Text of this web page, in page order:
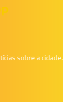
sobre a cidade.